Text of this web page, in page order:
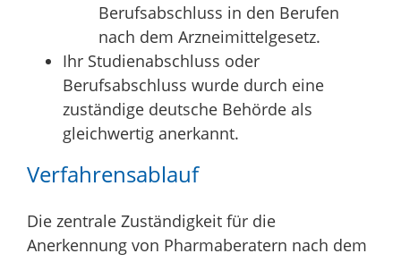
Berufsabschluss in den Berufen
nach dem Arzneimittelgesetz.
Ihr Studienabschluss oder
Berufsabschluss wurde durch eine
zuständige deutsche Behörde als
gleichwertig anerkannt.
Verfahrensablauf
Die zentrale Zuständigkeit für die
Anerkennung von Pharmaberatern nach dem